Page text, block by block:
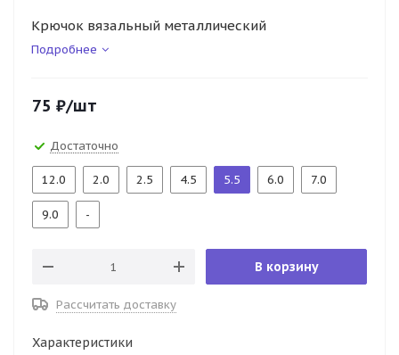
Крючок вязальный металлический
Подробнее
75 ₽/шт
Достаточно
12.0 2.0 2.5 4.5 5.5 6.0 7.0
9.0 -
В корзину
Рассчитать доставку
Характеристики